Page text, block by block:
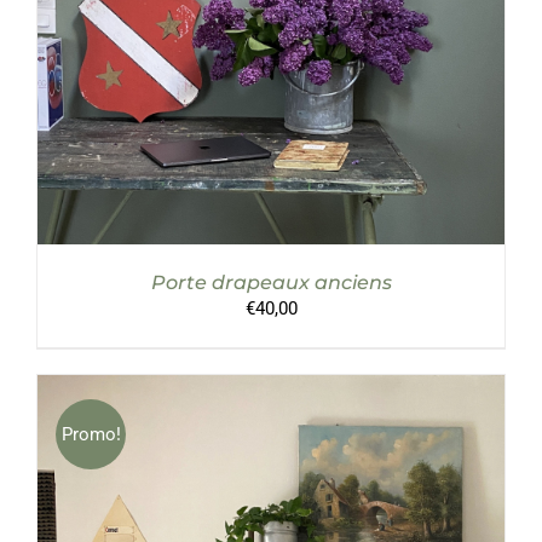
VARIATIONS.
LES
OPTIONS
PEUVENT
ÊTRE
CHOISIES
SUR
LA
PAGE
PRODUIT
Porte drapeaux anciens
€40,00
Promo!